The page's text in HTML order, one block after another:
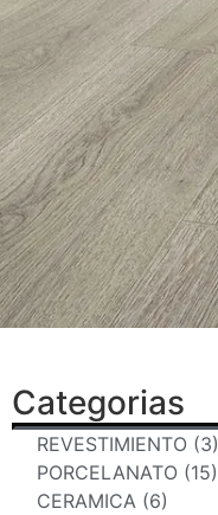
Categorias
REVESTIMIENTO (3)
PORCELANATO (15)
CERAMICA (6)